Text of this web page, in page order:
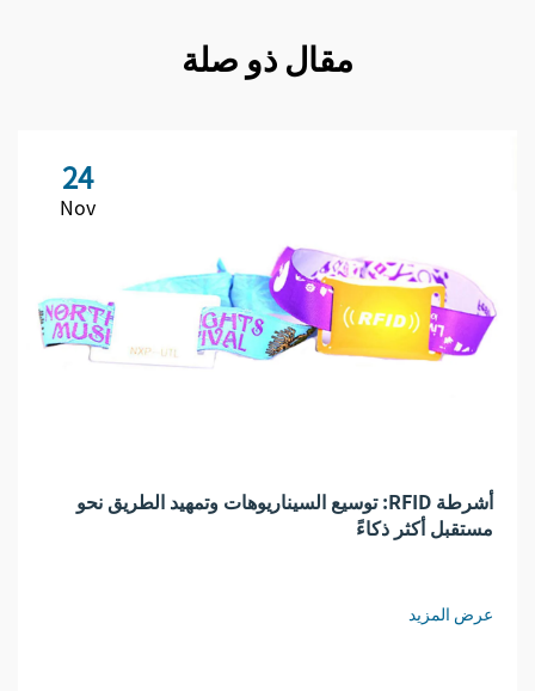
مقال ذو صلة
24
Nov
أشرطة RFID: توسيع السيناريوهات وتمهيد الطريق نحو
مستقبل أكثر ذكاءً
عرض المزيد